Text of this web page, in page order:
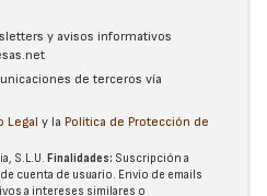
y avisos informativos
de terceros vía
Legal y la Política de Protección de
S.L.U. Finalidades: Suscripción a
cuenta de usuario. Envío de emails
a intereses similares o